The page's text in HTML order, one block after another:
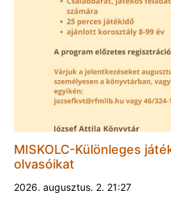
MISKOLC-Különleges
olvasóikat
2026. augusztus. 2. 21:27